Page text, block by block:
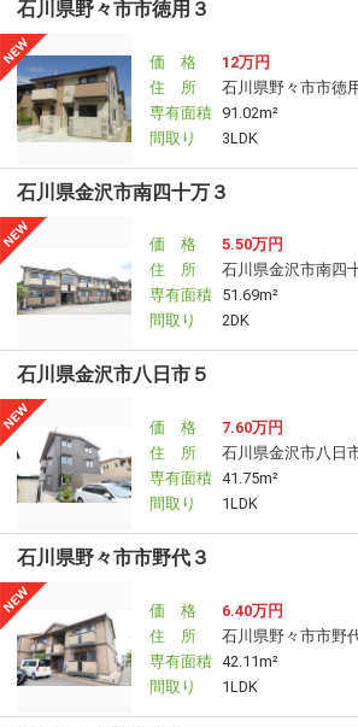
石川県野々市市徳用３
価 格
12万円
住 所
石川県野々市市徳
専有面積 91.02m²
間取り
3LDK
石川県金沢市南四十万３
価 格
5.50万円
住 所
石川県金沢市南四
専有面積 51.69m²
間取り
2DK
石川県金沢市八日市５
価 格
7.60万円
住 所
石川県金沢市八日
専有面積 41.75m²
間取り
1LDK
石川県野々市市野代３
価 格
6.40万円
住 所
石川県野々市市野
専有面積 42.11m²
間取り
1LDK